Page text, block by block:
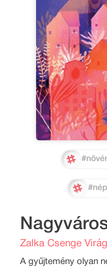
Zalka Csenge
A gyűjtemény olyan